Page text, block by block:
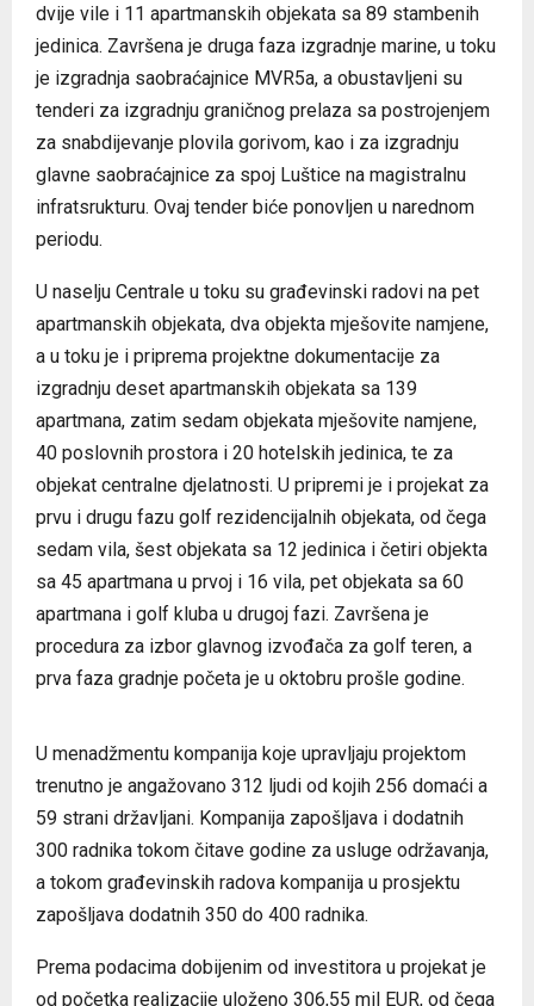
dvije vile i 11 apartmanskih objekata sa 89 stambenih
jedinica. Završena je druga faza izgradnje marine, u toku
je izgradnja saobraćajnice MVR5a, a obustavljeni su
tenderi za izgradnju graničnog prelaza sa postrojenjem
za snabdijevanje plovila gorivom, kao i za izgradnju
glavne saobraćajnice za spoj Luštice na magistralnu
infratsrukturu. Ovaj tender biće ponovljen u narednom
periodu.
U naselju Centrale u toku su građevinski radovi na pet
apartmanskih objekata, dva objekta mješovite namjene,
a u toku je i priprema projektne dokumentacije za
izgradnju deset apartmanskih objekata sa 139
apartmana, zatim sedam objekata mješovite namjene,
40 poslovnih prostora i 20 hotelskih jedinica, te za
objekat centralne djelatnosti. U pripremi je i projekat za
prvu i drugu fazu golf rezidencijalnih objekata, od čega
sedam vila, šest objekata sa 12 jedinica i četiri objekta
sa 45 apartmana u prvoj i 16 vila, pet objekata sa 60
apartmana i golf kluba u drugoj fazi. Završena je
procedura za izbor glavnog izvođača za golf teren, a
prva faza gradnje početa je u oktobru prošle godine.
Luštica Bay – TO Tivat – foto Ranko Maraš
U menadžmentu kompanija koje upravljaju projektom
trenutno je angažovano 312 ljudi od kojih 256 domaći a
59 strani državljani. Kompanija zapošljava i dodatnih
300 radnika tokom čitave godine za usluge održavanja,
a tokom građevinskih radova kompanija u prosjektu
zapošljava dodatnih 350 do 400 radnika.
Prema podacima dobijenim od investitora u projekat je
od početka realizacije uloženo 306,55 mil EUR, od čega